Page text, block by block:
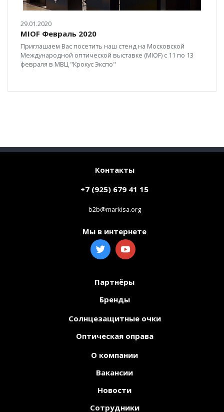
29.01.2020
MIOF Февраль 2020
Приглашаем Вас посетить наш стенд на Московской
Международной оптической выставке (MIOF) c 11 по 13
февраля в МВЦ "Крокус Экспо"
Контакты
+7 (925) 679 41 15
b2b@markisa.org
Мы в интернете
Партнёры
Бренды
Солнцезащитные очки
Оптическая оправа
О компании
Вакансии
Новости
Сотрудники